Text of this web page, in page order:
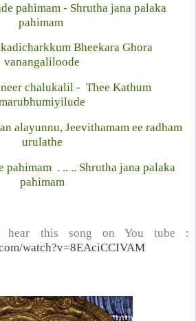
pahimam - Shrutha jana palaka
pahimam
Bheekara Ghora
vanangaliloode
chalukalil - Thee Kathum
alayunnu, Jeevithamam ee radham
urulathe
pahimam . .. .. Shrutha jana palaka
pahimam
hear this song on You tube :
watch?v=8EAciCCIVAM